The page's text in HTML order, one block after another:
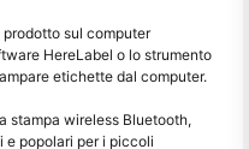
sul computer
HereLabel o lo strumento
etichette dal computer.
stampa wireless Bluetooth,
e popolari per i piccoli